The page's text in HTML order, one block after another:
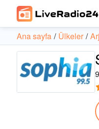
Ana sayfa Ülkeler